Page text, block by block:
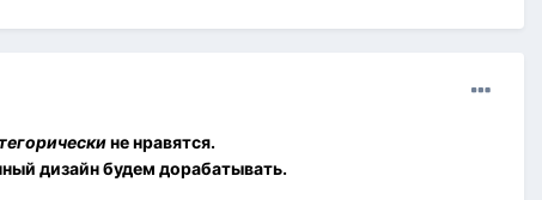
не нравятся.
дизайн будем дорабатывать.